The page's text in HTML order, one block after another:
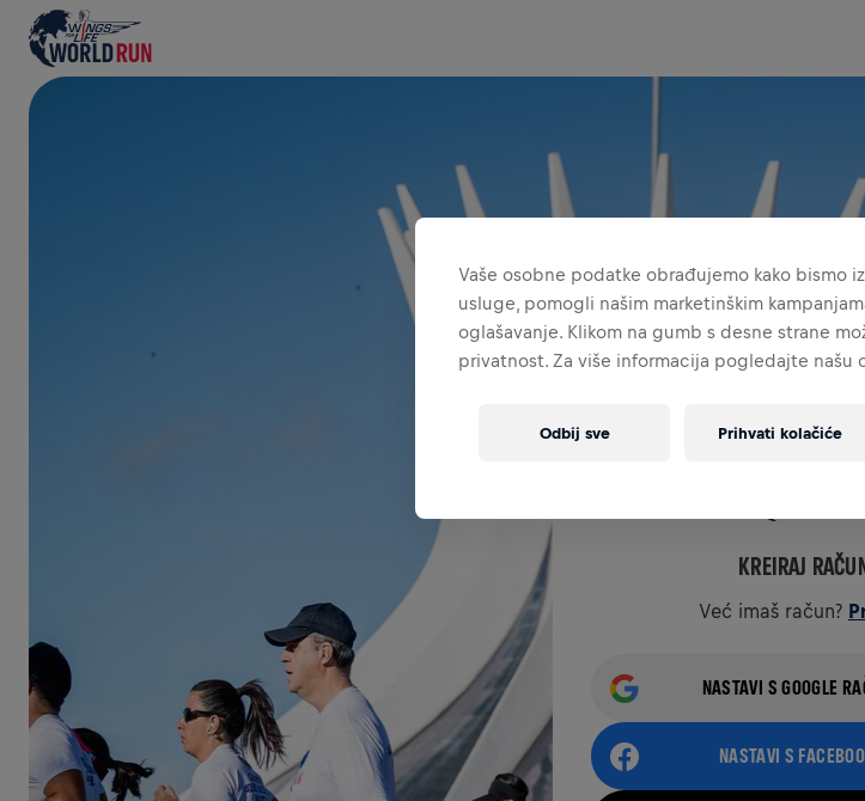
KREIRAJ
Već imaš račun?
NASTAVI S GOOGLE
NASTAVI S
Vaše osobne podatke obrađujemo kako bismo
usluge, pomogli našim marketinškim
oglašavanje. Klikom na gumb s desne strane
privatnost. Za više informacija pogledajte našu
Odbij sve Prihvati kolačiće